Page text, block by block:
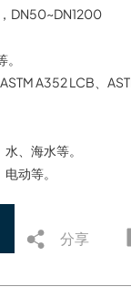
DN50~DN1200
A352 LCB、
、海水等。
动等。
分享